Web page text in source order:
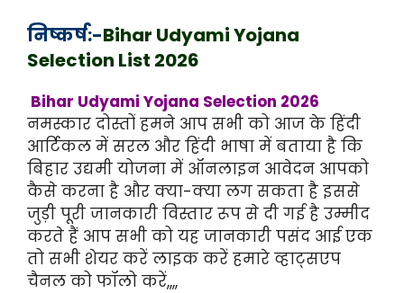
निष्कर्ष:-Bihar Udyami Yojana
Selection List 2026
Bihar Udyami Yojana Selection 2026
नमस्कार दोस्तों हमने आप सभी को आज के हिंदी
आर्टिकल में सरल और हिंदी भाषा में बताया है कि
बिहार उद्यमी योजना में ऑनलाइन आवेदन आपको
कैसे करना है और क्या-क्या लग सकता है इससे
जुड़ी पूरी जानकारी विस्तार रूप से दी गई है उम्मीद
करते हैं आप सभी को यह जानकारी पसंद आई एक
तो सभी शेयर करें लाइक करें हमारे व्हाट्सएप
चैनल को फॉलो करें,,,,